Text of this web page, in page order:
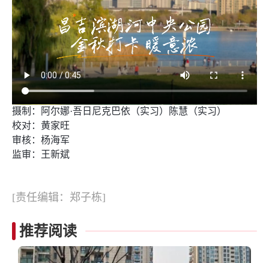
摄制：阿尔娜·吾日尼克巴依（实习）陈慧（实习）
校对：黄家旺
审核：杨海军
监审：王新斌
[责任编辑：郑子栋]
推荐阅读